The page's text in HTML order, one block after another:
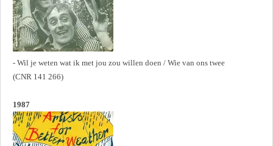
- Wil je weten wat ik met jou zou willen doen / Wie van ons twee
(CNR 141 266)
1987